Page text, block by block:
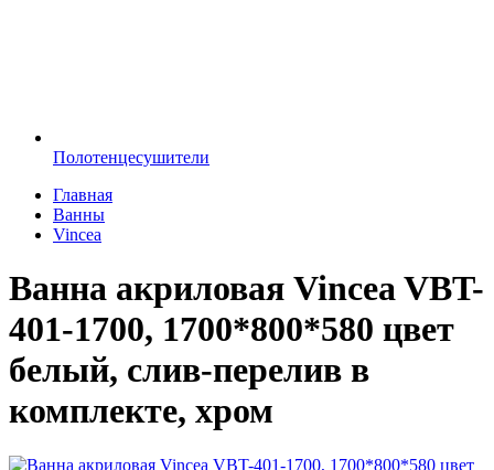
Полотенцесушители
Главная
Ванны
Vincea
Ванна акриловая Vincea VBT-
401-1700, 1700*800*580 цвет
белый, слив-перелив в
комплекте, хром